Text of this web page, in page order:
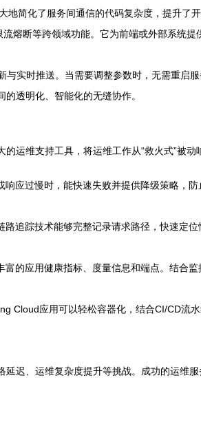
简化了服务间通信的代码复杂度，提升了开
熔断等跨领域功能。它为前端或外部系统
实时推送。当需要调整参数时，无需重启
透明化、智能化的无缝协作。
维支持工具，将运维工作从“救火式”被动
应过慢时，能快速失败并提供降级策略，
路追踪技术能够完整记录请求路径，快速定
富的应用健康指标、度量信息和端点。结合
Cloud应用可以轻松容器化，结合CI/CD流
迟、运维复杂度提升等挑战。成功的运维服